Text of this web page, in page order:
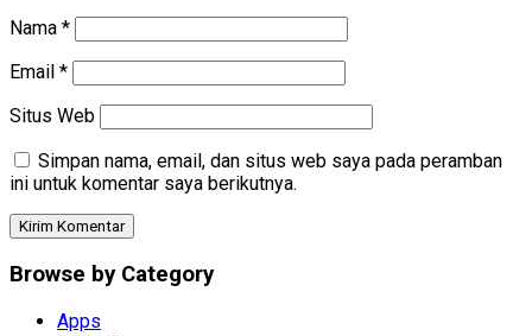
Nama *
Email *
Situs Web
Simpan nama, email, dan situs web saya pada peramban
ini untuk komentar saya berikutnya.
Browse by Category
Apps